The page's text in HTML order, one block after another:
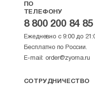
ПО
ТЕЛЕФОНУ
8 800 200 84 85
Ежедневно с 9:00 до
Бесплатно по России.
E-mail: order@zyorna.ru
СОТРУДНИЧЕСТВО